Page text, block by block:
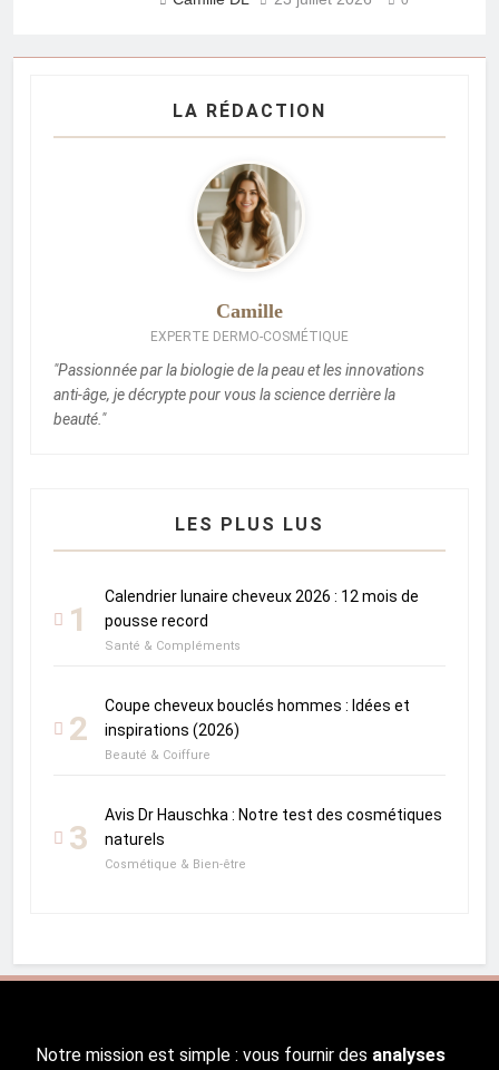
LA RÉDACTION
Camille
EXPERTE DERMO-COSMÉTIQUE
"Passionnée par la biologie de la peau et les innovations
anti-âge, je décrypte pour vous la science derrière la
beauté."
LES PLUS LUS
1
Calendrier lunaire cheveux 2026 : 12 mois de
pousse record
Santé & Compléments
2
Coupe cheveux bouclés hommes : Idées et
inspirations (2026)
Beauté & Coiffure
3
Avis Dr Hauschka : Notre test des cosmétiques
naturels
Cosmétique & Bien-être
Notre mission est simple : vous fournir des analyses